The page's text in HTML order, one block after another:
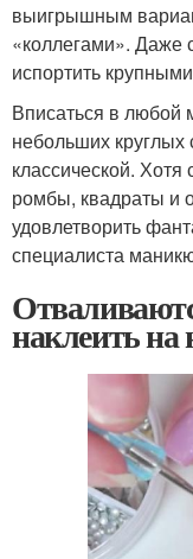
выигрышным
«коллегами».
испортить
Вписаться в любой
небольших круглых
классической.
ромбы, квадраты и
удовлетворить
специалиста
наклеить на